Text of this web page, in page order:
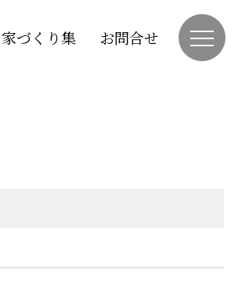
家づくり集 お問合せ